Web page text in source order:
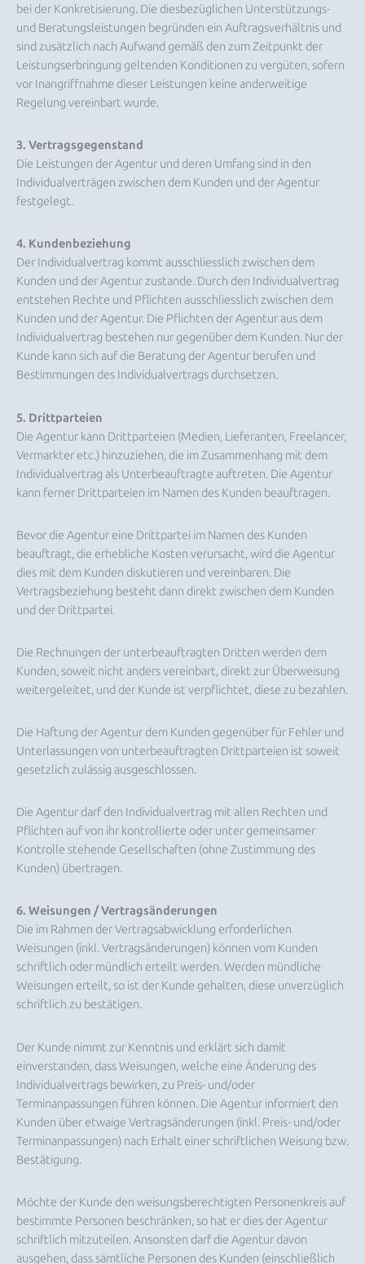
bei der Konkretisierung. Die diesbezüglichen Unterstützungs-
und Beratungsleistungen begründen ein Auftragsverhältnis und
sind zusätzlich nach Aufwand gemäß den zum Zeitpunkt der
Leistungserbringung geltenden Konditionen zu vergüten, sofern
vor Inangriffnahme dieser Leistungen keine anderweitige
Regelung vereinbart wurde.
3. Vertragsgegenstand
Die Leistungen der Agentur und deren Umfang sind in den
Individualverträgen zwischen dem Kunden und der Agentur
festgelegt.
4. Kundenbeziehung
Der Individualvertrag kommt ausschliesslich zwischen dem
Kunden und der Agentur zustande. Durch den Individualvertrag
entstehen Rechte und Pflichten ausschliesslich zwischen dem
Kunden und der Agentur. Die Pflichten der Agentur aus dem
Individualvertrag bestehen nur gegenüber dem Kunden. Nur der
Kunde kann sich auf die Beratung der Agentur berufen und
Bestimmungen des Individualvertrags durchsetzen.
5. Drittparteien
Die Agentur kann Drittparteien (Medien, Lieferanten, Freelancer,
Vermarkter etc.) hinzuziehen, die im Zusammenhang mit dem
Individualvertrag als Unterbeauftragte auftreten. Die Agentur
kann ferner Drittparteien im Namen des Kunden beauftragen.
Bevor die Agentur eine Drittpartei im Namen des Kunden
beauftragt, die erhebliche Kosten verursacht, wird die Agentur
dies mit dem Kunden diskutieren und vereinbaren. Die
Vertragsbeziehung besteht dann direkt zwischen dem Kunden
und der Drittpartei.
Die Rechnungen der unterbeauftragten Dritten werden dem
Kunden, soweit nicht anders vereinbart, direkt zur Überweisung
weitergeleitet, und der Kunde ist verpflichtet, diese zu bezahlen.
Die Haftung der Agentur dem Kunden gegenüber für Fehler und
Unterlassungen von unterbeauftragten Drittparteien ist soweit
gesetzlich zulässig ausgeschlossen.
Die Agentur darf den Individualvertrag mit allen Rechten und
Pflichten auf von ihr kontrollierte oder unter gemeinsamer
Kontrolle stehende Gesellschaften (ohne Zustimmung des
Kunden) übertragen.
6. Weisungen / Vertragsänderungen
Die im Rahmen der Vertragsabwicklung erforderlichen
Weisungen (inkl. Vertragsänderungen) können vom Kunden
schriftlich oder mündlich erteilt werden. Werden mündliche
Weisungen erteilt, so ist der Kunde gehalten, diese unverzüglich
schriftlich zu bestätigen.
Der Kunde nimmt zur Kenntnis und erklärt sich damit
einverstanden, dass Weisungen, welche eine Änderung des
Individualvertrags bewirken, zu Preis- und/oder
Terminanpassungen führen können. Die Agentur informiert den
Kunden über etwaige Vertragsänderungen (inkl. Preis- und/oder
Terminanpassungen) nach Erhalt einer schriftlichen Weisung bzw.
Bestätigung.
Möchte der Kunde den weisungsberechtigten Personenkreis auf
bestimmte Personen beschränken, so hat er dies der Agentur
schriftlich mitzuteilen. Ansonsten darf die Agentur davon
ausgehen, dass sämtliche Personen des Kunden (einschließlich